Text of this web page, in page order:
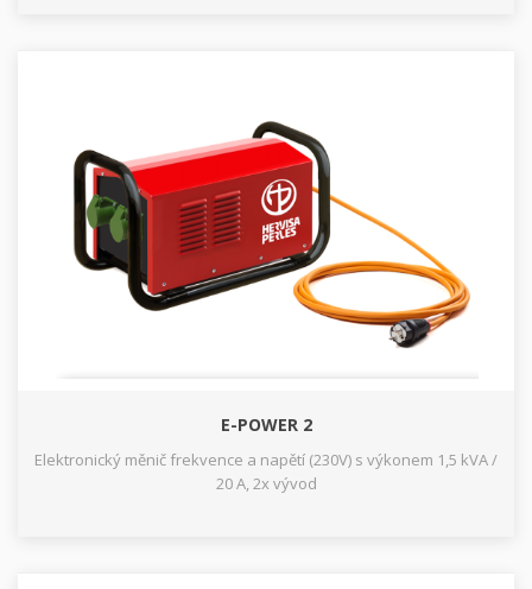
E-POWER 2
Elektronický měnič frekvence a napětí (230V) s výkonem 1,5 kVA /
20 A, 2x vývod